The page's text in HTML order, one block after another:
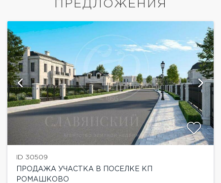
ПРЕДЛОЖЕНИЯ
ID 30509
ПРОДАЖА УЧАСТКА В ПОСЕЛКЕ КП
РОМАШКОВО